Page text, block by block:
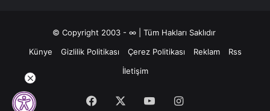
© Copyright 2003 - ∞ | Tüm Hakları Saklıdır
Künye
Gizlilik Politikası Çerez Politikası Reklam
Rss
İletişim
Facebook YouTubeInstagram